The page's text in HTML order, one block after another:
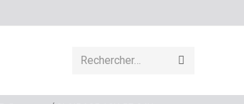
Rechercher…